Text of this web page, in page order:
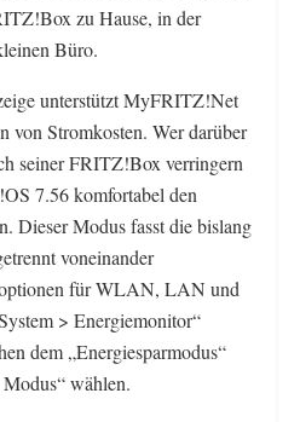
zu Hause, in der
Büro.
unterstützt MyFRITZ!Net
von Stromkosten. Wer darüber
seiner FRITZ!Box verringern
7.56 komfortabel den
Dieser Modus fasst die bislang
voneinander
für WLAN, LAN und
> Energiemonitor“
dem „Energiesparmodus“
wählen.